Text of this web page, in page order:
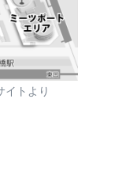
イトより